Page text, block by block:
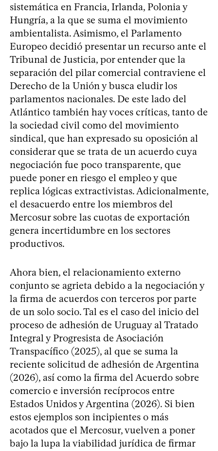
sistemática en Francia, Irlanda, Polonia y
Hungría, a la que se suma el movimiento
ambientalista. Asimismo, el Parlamento
Europeo decidió presentar un recurso ante el
Tribunal de Justicia, por entender que la
separación del pilar comercial contraviene el
Derecho de la Unión y busca eludir los
parlamentos nacionales. De este lado del
Atlántico también hay voces críticas, tanto de
la sociedad civil como del movimiento
sindical, que han expresado su oposición al
considerar que se trata de un acuerdo cuya
negociación fue poco transparente, que
puede poner en riesgo el empleo y que
replica lógicas extractivistas. Adicionalmente,
el desacuerdo entre los miembros del
Mercosur sobre las cuotas de exportación
genera incertidumbre en los sectores
productivos.
Ahora bien, el relacionamiento externo
conjunto se agrieta debido a la negociación y
la firma de acuerdos con terceros por parte
de un solo socio. Tal es el caso del inicio del
proceso de adhesión de Uruguay al Tratado
Integral y Progresista de Asociación
Transpacífico (2025), al que se suma la
reciente solicitud de adhesión de Argentina
(2026), así como la firma del Acuerdo sobre
comercio e inversión recíprocos entre
Estados Unidos y Argentina (2026). Si bien
estos ejemplos son incipientes o más
acotados que el Mercosur, vuelven a poner
bajo la lupa la viabilidad jurídica de firmar